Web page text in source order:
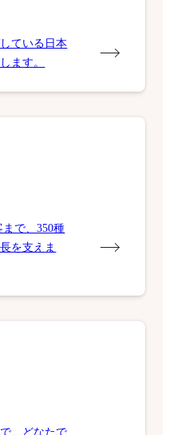
ている日本
ます。
で、350種
を支えま
、どなたで